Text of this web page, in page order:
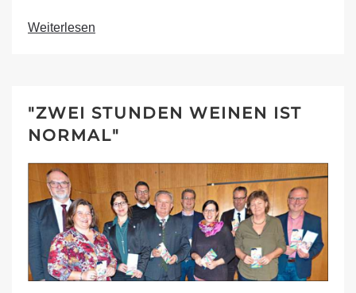
Weiterlesen
"ZWEI STUNDEN WEINEN IST
NORMAL"